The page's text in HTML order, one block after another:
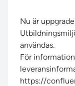
Nu är
användas.
För
https://